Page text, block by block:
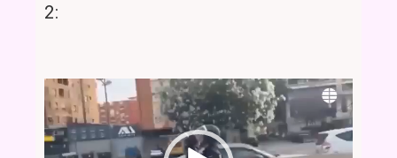
2:
Reproductor
de
vídeo